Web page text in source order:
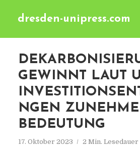
dresden-unipress.com
GEWINNT LAUT
NGEN
BEDEUTUNG
17. Oktober 2023 2 Min. Lesedauer